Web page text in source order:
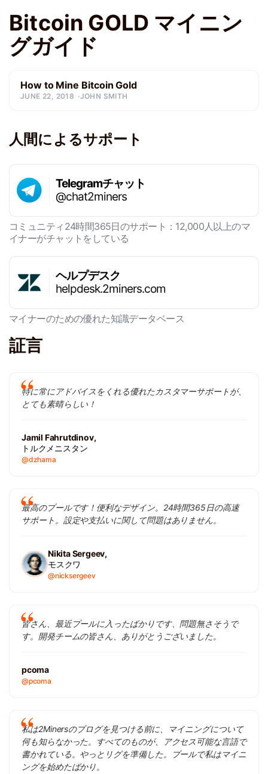
Bitcoin GOLD マイニン
グガイド
How to Mine Bitcoin Gold
JUNE 22, 2018 JOHN SMITH
人間によるサポート
Telegramチャット
@chat2miners
コミュニティ24時間365日のサポート：12,000人以上のマ
イナーがチャットをしている
ヘルプデスク
helpdesk.2miners.com
マイナーのための優れた知識データベース
証言
特に常にアドバイスをくれる優れたカスタマーサポートが、
とても素晴らしい！
Jamil Fahrutdinov,
トルクメニスタン
@dzhama
最高のプールです！便利なデザイン。24時間365日の高速
サポート。設定や支払いに関して問題はありません。
Nikita Sergeev,
モスクワ
@nicksergeev
皆さん、最近プールに入ったばかりです、問題無さそうで
す。開発チームの皆さん、ありがとうございました。
pcoma
@pcoma
私は2Minersのブログを見つける前に、マイニングについて
何も知らなかった。すべてのものが、アクセス可能な言語で
書かれている。やっとリグを準備した。プールで私はマイニ
ングを始めたばかり。